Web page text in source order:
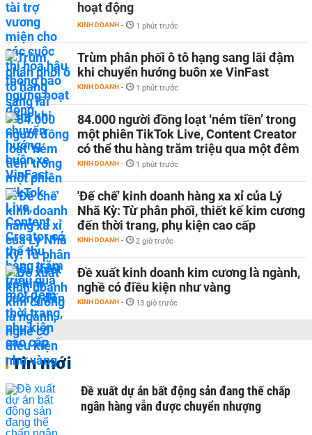
hoạt động
KINH DOANH - 1 phút trước
Trùm phân phối ô tô hạng sang lãi đậm
khi chuyển hướng buôn xe VinFast
KINH DOANH - 1 phút trước
84.000 người đồng loạt ‘ném tiền’ trong
một phiên TikTok Live, Content Creator
có thể thu hàng trăm triệu qua một đêm
KINH DOANH - 1 phút trước
'Đế chế’ kinh doanh hàng xa xỉ của Lý
Nhã Kỳ: Từ phân phối, thiết kế kim cương
đến thời trang, phụ kiện cao cấp
KINH DOANH - 2 giờ trước
Đề xuất kinh doanh kim cương là ngành,
nghề có điều kiện như vàng
KINH DOANH - 13 giờ trước
Tin mới
Đề xuất dự án bất động sản đang thế chấp
ngân hàng vẫn được chuyển nhượng